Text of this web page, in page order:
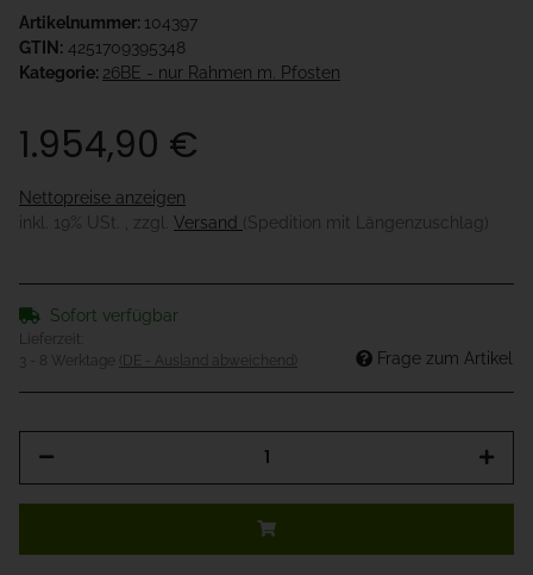
Artikelnummer: 104397
GTIN: 4251709395348
Kategorie: 26BE - nur Rahmen m. Pfosten
1.954,90 €
Nettopreise anzeigen
inkl. 19% USt. , zzgl. Versand (Spedition mit Längenzuschlag)
Sofort verfügbar
Lieferzeit:
3 - 8 Werktage
(DE - Ausland abweichend) Frage zum Artikel